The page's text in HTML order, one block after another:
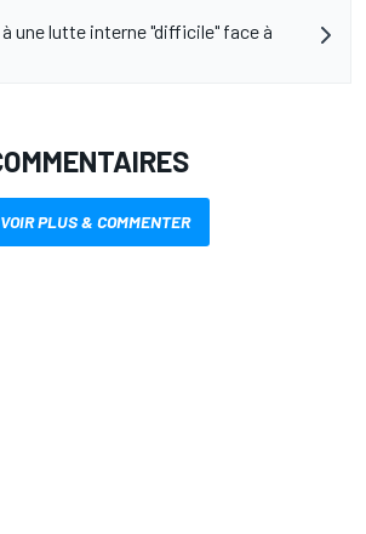
une lutte interne "difficile" face à
VOIR PLUS & COMMENTER